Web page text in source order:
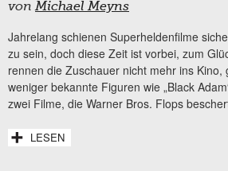
vonMichael Meyns
Jahrelang schienen Superheldenfilme
zu sein, doch diese Zeit ist vorbei, zum
rennen die Zuschauer nicht mehr ins Kino,
weniger bekannte Figuren wie „Black
zwei Filme, die Warner Bros. Flops
LESEN